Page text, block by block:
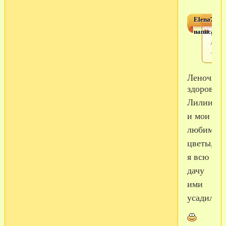
Elena73
Мои
:
Леночка,
здорово!
Лилии
и мои
любимые
цветы,
я всю
дачу
ими
усадила